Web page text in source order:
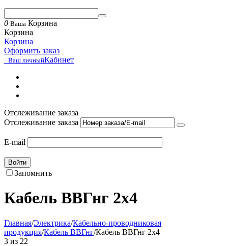
0 Ваша Корзина
Корзина
Корзина
Оформить заказ
Ваш личныйКабинет
Отслеживание заказа
Отслеживание заказа
E-mail
Войти
Запомнить
Кабель ВВГнг 2х4
Главная/Электрика/Кабельно-проводниковая
продукция/Кабель ВВГнг/Кабель ВВГнг 2х4
3 из 22